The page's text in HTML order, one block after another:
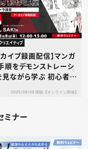
リエイティブ
カイブ録画配信】マンガ
順をデモンストレーシ
見ながら学ぶ 初心者向
定2025/08/08 開催【オンライン開催】
ミナー